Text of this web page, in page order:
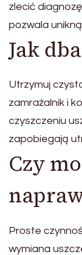
zlecić
pozwala
Jak
Utrzymuj
zamrażalnik i
czyszczeniu
zapobiegają
Czy
Proste
wymiana